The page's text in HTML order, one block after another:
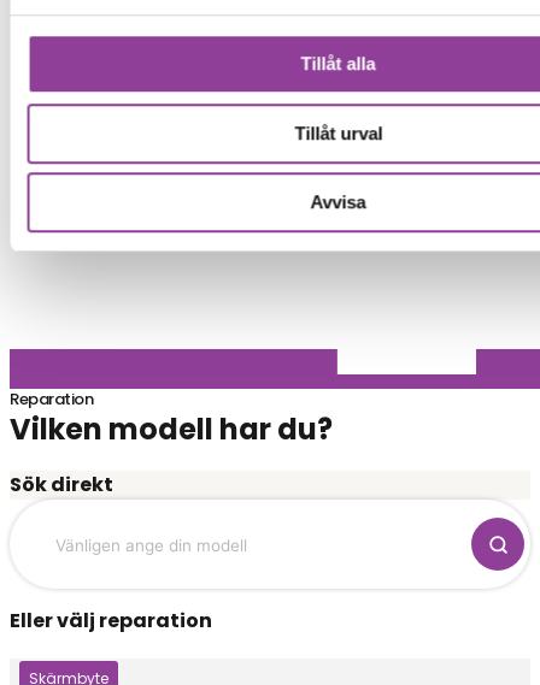
Tillåt alla
Tillåt urval
Avvisa
Reparation
Vilken modell har du?
Sök direkt
Eller välj reparation
Klicka här
Skärmbyte